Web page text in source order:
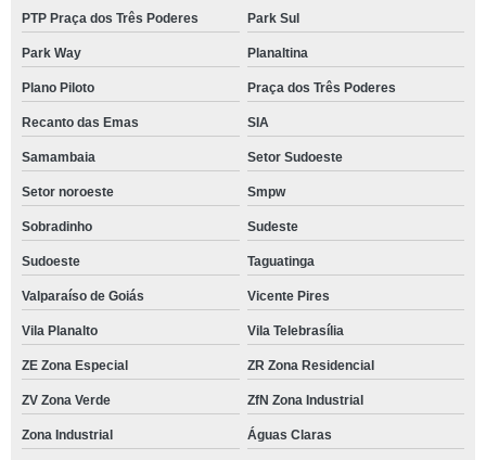
PTP Praça dos Três Poderes Park Sul
Park Way Planaltina
Plano Piloto Praça dos Três Poderes
Recanto das Emas SIA
Samambaia Setor Sudoeste
Setor noroeste Smpw
Sobradinho Sudeste
Sudoeste Taguatinga
Valparaíso de Goiás Vicente Pires
Vila Planalto Vila Telebrasília
ZE Zona Especial ZR Zona Residencial
ZV Zona Verde ZfN Zona Industrial
Zona Industrial Águas Claras